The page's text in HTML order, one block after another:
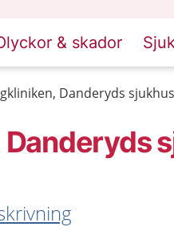
& skador
Danderyds sjukhus